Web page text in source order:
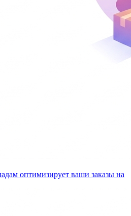
оптимизирует ваши заказы на